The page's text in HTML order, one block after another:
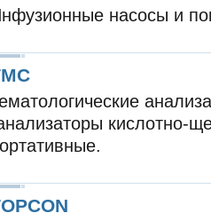
насосы и
кислотно-